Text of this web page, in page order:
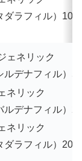
ダラフィル）
ェネリック
ルデナフィル）
ネリック
ルデナフィル）
ネリック
ダラフィル）